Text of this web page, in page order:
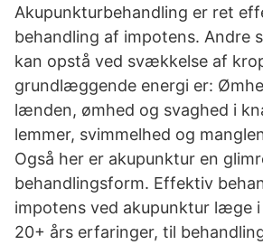
Akupunkturbehandling er ret
behandling af impotens. Andre
kan opstå ved svækkelse af
grundlæggende energi er:
lænden, ømhed og svaghed i
lemmer, svimmelhed og
Også her er akupunktur en
behandlingsform. Effektiv
impotens ved akupunktur læge i
20+ års erfaringer, til